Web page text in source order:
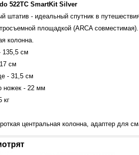
522TC SmartKit Silver
штатив - идеальный спутник в
площадкой (ARCA совместимая).
колонна.
135,5 см
см
- 31,5 см
ножек - 22 мм
кг
центральная колонна, адаптер для